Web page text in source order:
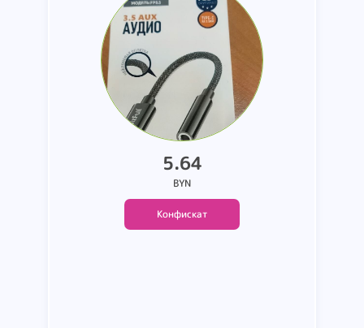
черный. Дата производства
отсутствует. Страна
производства китай. Вес 0.800
кг. Реализация имущества на
запасные части в
неразобранном виде
5.64
BYN
Конфискат